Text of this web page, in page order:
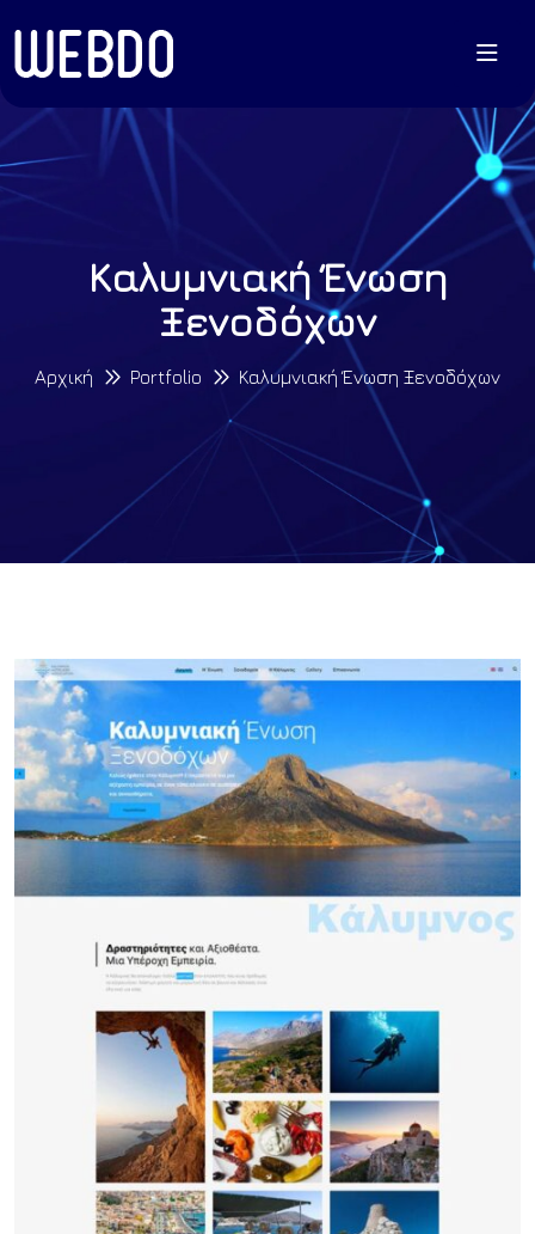
Καλυμνιακή Ένωση
Ξενοδόχων
Αρχική Portfolio Καλυμνιακή Ένωση Ξενοδόχων